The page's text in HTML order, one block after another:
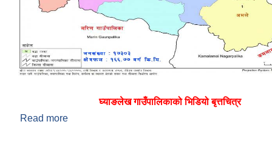
घ्याङलेख गाउँपालिकाको भिडियो बृत्तचित्र
Read more